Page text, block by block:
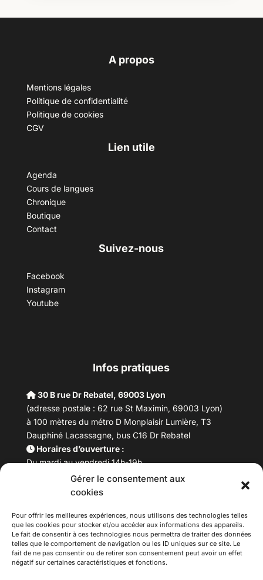
Gérer le consentement aux
cookies
Pour offrir les meilleures expériences, nous utilisons des technologies telles
que les cookies pour stocker et/ou accéder aux informations des appareils.
Le fait de consentir à ces technologies nous permettra de traiter des données
telles que le comportement de navigation ou les ID uniques sur ce site. Le
fait de ne pas consentir ou de retirer son consentement peut avoir un effet
négatif sur certaines caractéristiques et fonctions.
A propos
Mentions légales
Politique de confidentialité
Politique de cookies
CGV
Lien utile
Agenda
Cours de langues
Chronique
Boutique
Contact
Suivez-nous
Facebook
Instagram
Youtube
Infos pratiques
30 B rue Dr Rebatel, 69003 Lyon
(adresse postale : 62 rue St Maximin, 69003 Lyon)
à 100 mètres du métro D Monplaisir Lumière, T3
Dauphiné Lacassagne, bus C16 Dr Rebatel
Horaires d’ouverture :
Du mardi au vendredi 14h-19h
Samedi 10h –17h
Fermeture lundi
Email : maisondesculturesasiatiques@asiexpo.com